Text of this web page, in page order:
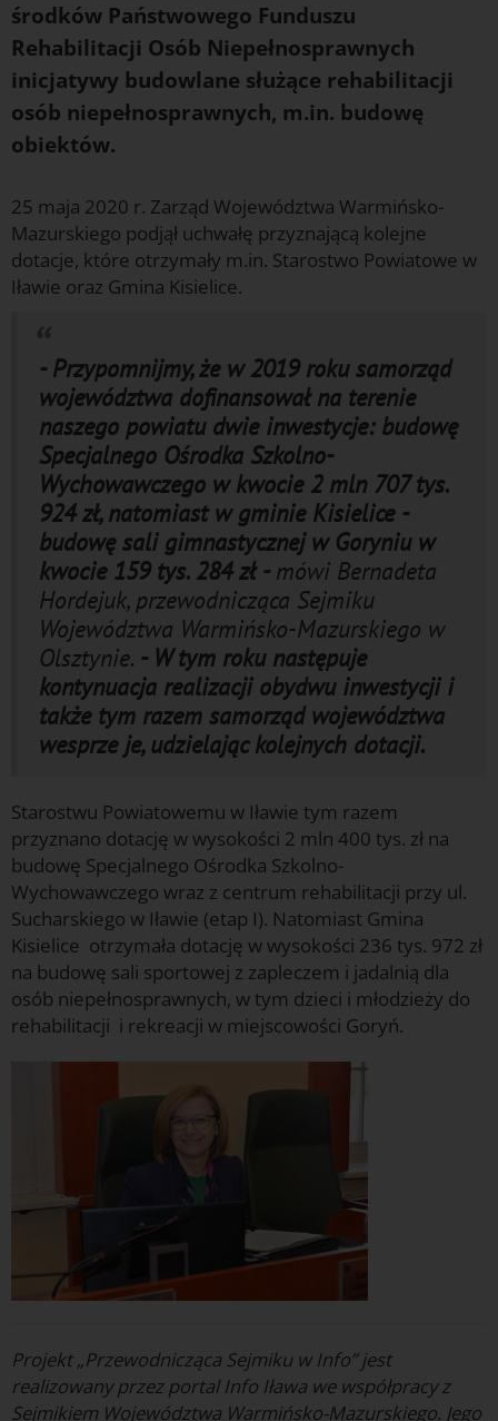
środków Państwowego Funduszu
Rehabilitacji Osób Niepełnosprawnych
inicjatywy budowlane służące rehabilitacji
osób niepełnosprawnych, m.in. budowę
obiektów.
25 maja 2020 r. Zarząd Województwa Warmińsko-
Mazurskiego podjął uchwałę przyznającą kolejne
dotacje, które otrzymały m.in. Starostwo Powiatowe w
Iławie oraz Gmina Kisielice.
- Przypomnijmy, że w 2019 roku samorząd
województwa dofinansował na terenie
naszego powiatu dwie inwestycje: budowę
Specjalnego Ośrodka Szkolno-
Wychowawczego w kwocie 2 mln 707 tys.
924 zł, natomiast w gminie Kisielice -
budowę sali gimnastycznej w Goryniu w
kwocie 159 tys. 284 zł -mówi Bernadeta
Hordejuk, przewodnicząca Sejmiku
Województwa Warmińsko-Mazurskiego w
Olsztynie. - W tym roku następuje
kontynuacja realizacji obydwu inwestycji i
także tym razem samorząd województwa
wesprze je, udzielając kolejnych dotacji.
Starostwu Powiatowemu w Iławie tym razem
przyznano dotację w wysokości 2 mln 400 tys. zł na
budowę Specjalnego Ośrodka Szkolno-
Wychowawczego wraz z centrum rehabilitacji przy ul.
Sucharskiego w Iławie (etap I). Natomiast Gmina
Kisielice otrzymała dotację w wysokości 236 tys. 972 zł
na budowę sali sportowej z zapleczem i jadalnią dla
osób niepełnosprawnych, w tym dzieci i młodzieży do
rehabilitacji i rekreacji w miejscowości Goryń.
Projekt „Przewodnicząca Sejmiku w Info” jest
realizowany przez portal Info Iława we współpracy z
Sejmikiem Województwa Warmińsko-Mazurskiego. Jego